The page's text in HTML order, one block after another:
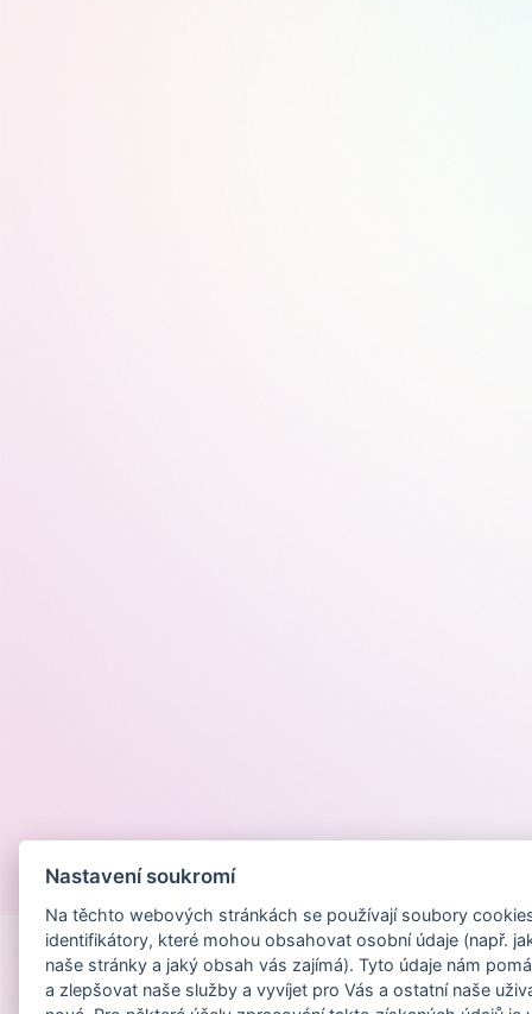
Nastavení soukromí
Na těchto webových stránkách se používají soubory
identifikátory, které mohou obsahovat osobní údaje (např.
naše stránky a jaký obsah vás zajímá). Tyto údaje nám
a zlepšovat naše služby a vyvíjet pro Vás a ostatní naše